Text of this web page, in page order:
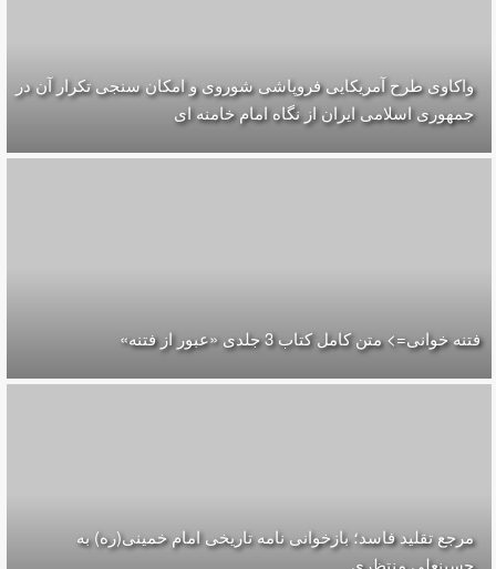
واکاوی طرح آمریکایی فروپاشی شوروی و امکان سنجی تکرار آن در
جمهوری اسلامی ایران از نگاه امام خامنه ای
فتنه خوانی=> متن کامل کتاب 3 جلدی «عبور از فتنه»
مرجع تقلید فاسد؛ بازخوانی نامه تاریخی امام خمینی(ره) به
حسینعلی منتظری